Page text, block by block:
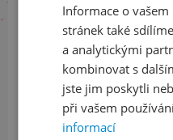
Sledujte nás
Informace o
stránek také
a analytickými
kombinovat s
jste jim poskytli
při vašem
informací